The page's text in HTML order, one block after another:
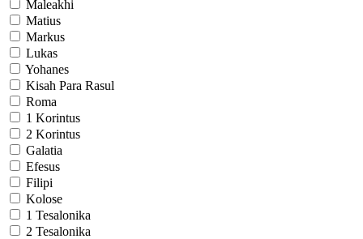
Maleakhi
Matius
Markus
Lukas
Yohanes
Kisah Para Rasul
Roma
1 Korintus
2 Korintus
Galatia
Efesus
Filipi
Kolose
1 Tesalonika
2 Tesalonika